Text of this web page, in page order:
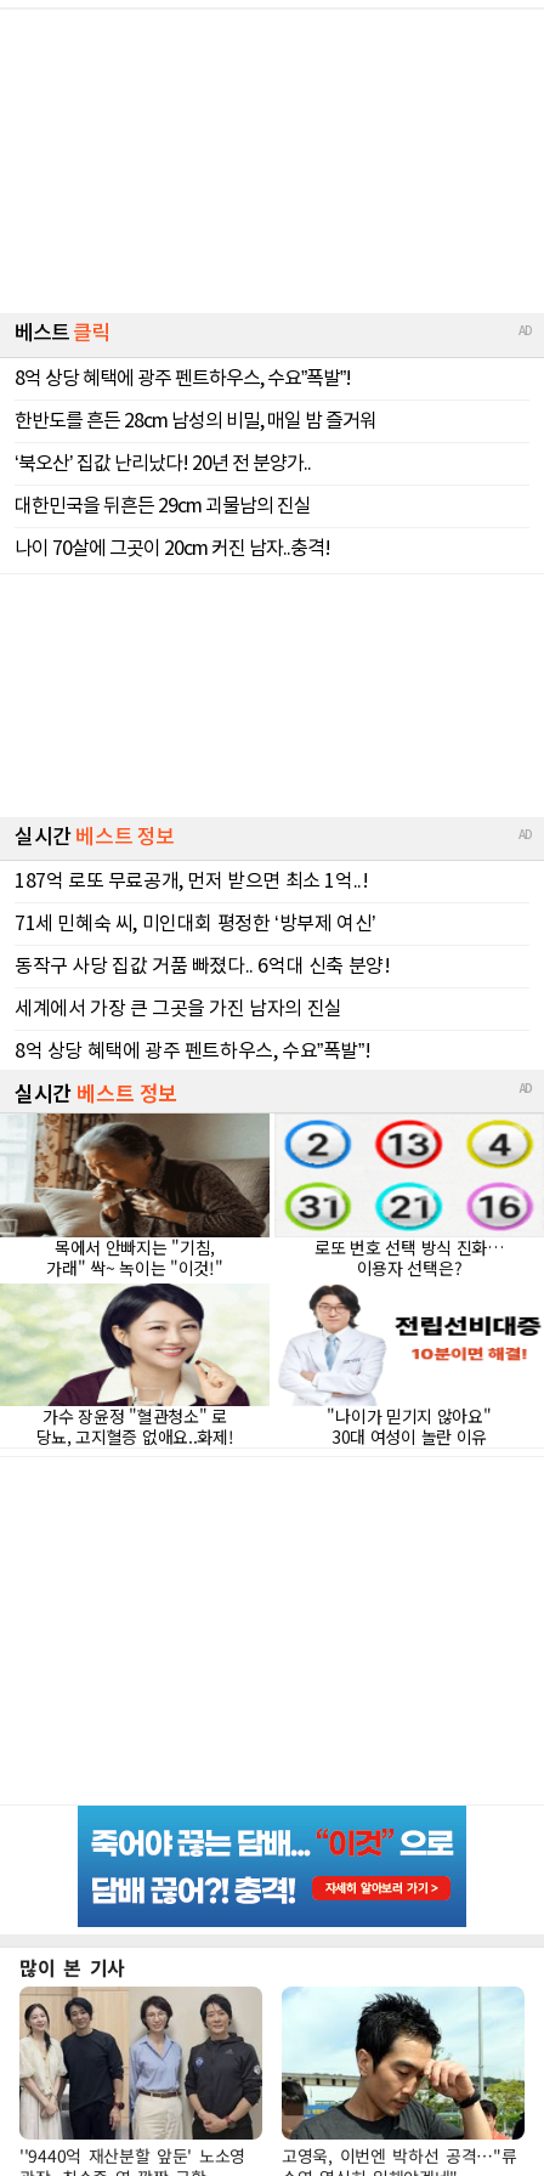
많이 본 기사
''9440억 재산분할 앞둔' 노소영
고영욱, 이번엔 박하선 공격…"류